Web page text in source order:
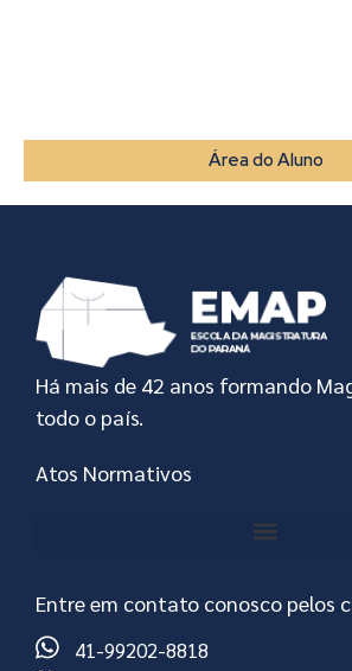
Área do Aluno
Há mais de 42 anos formando
todo o país.
Atos Normativos
Entre em contato conosco pelos
41-99202-8818